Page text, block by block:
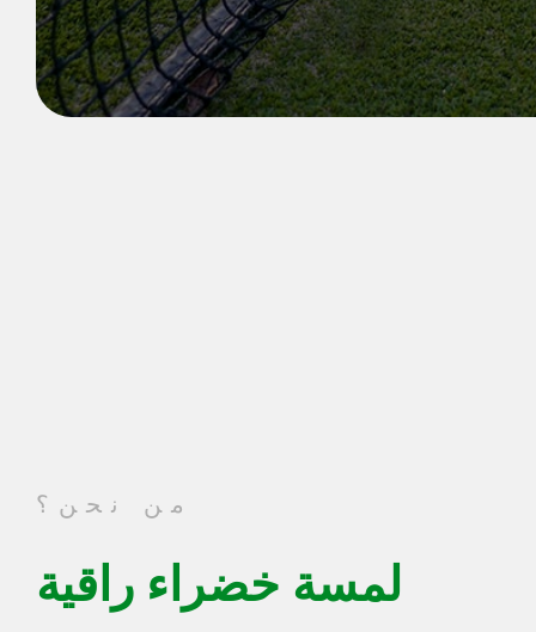
من نحن؟
لمسة خضراء راقية